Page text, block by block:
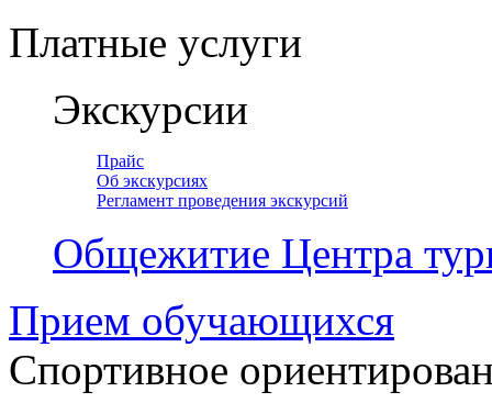
Платные услуги
Экскурсии
Прайс
Об экскурсиях
Регламент проведения экскурсий
Общежитие Центра
Прием обучающихся
Спортивное